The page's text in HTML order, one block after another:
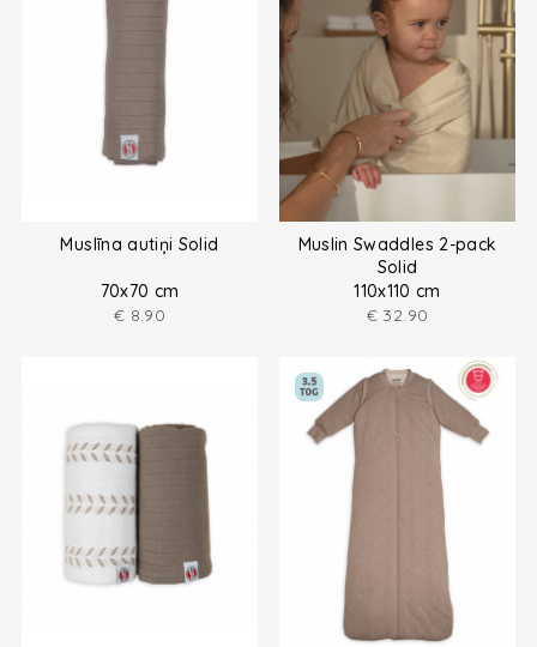
Muslīna autiņi Solid
70x70 cm
€ 8.90
Muslin Swaddles 2-pack
Solid
110x110 cm
€ 32.90